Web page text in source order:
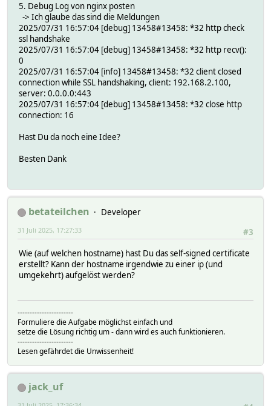
5. Debug Log von nginx posten
-> Ich glaube das sind die Meldungen
2025/07/31 16:57:04 [debug] 13458#13458: *32 http check
ssl handshake
2025/07/31 16:57:04 [debug] 13458#13458: *32 http recv():
0
2025/07/31 16:57:04 [info] 13458#13458: *32 client closed
connection while SSL handshaking, client: 192.168.2.100,
server: 0.0.0.0:443
2025/07/31 16:57:04 [debug] 13458#13458: *32 close http
connection: 16
Hast Du da noch eine Idee?
Besten Dank
betateilchen
Developer
#3
31 Juli 2025, 17:27:33
Wie (auf welchen hostname) hast Du das self-signed certificate
erstellt? Kann der hostname irgendwie zu einer ip (und
umgekehrt) aufgelöst werden?
-----------------------
Formuliere die Aufgabe möglichst einfach und
setze die Lösung richtig um - dann wird es auch funktionieren.
-----------------------
Lesen gefährdet die Unwissenheit!
jack_uf